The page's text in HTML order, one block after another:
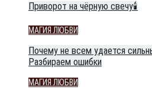
Приворот на чёрную свечу🕯️
МАГИЯ ЛЮБВИ
Почему не всем удается
Разбираем ошибки
МАГИЯ ЛЮБВИ